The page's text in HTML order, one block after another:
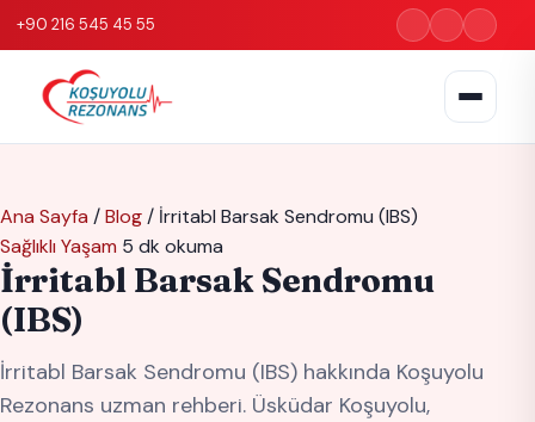
+90 216 545 45 55
Ana Sayfa /Blog/ İrritabl Barsak Sendromu (IBS)
Sağlıklı Yaşam 5 dk okuma
İrritabl Barsak Sendromu
(IBS)
İrritabl Barsak Sendromu (IBS) hakkında Koşuyolu
Rezonans uzman rehberi. Üsküdar Koşuyolu,